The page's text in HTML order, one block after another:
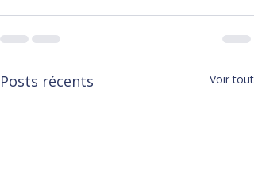
Posts récents Voir tout